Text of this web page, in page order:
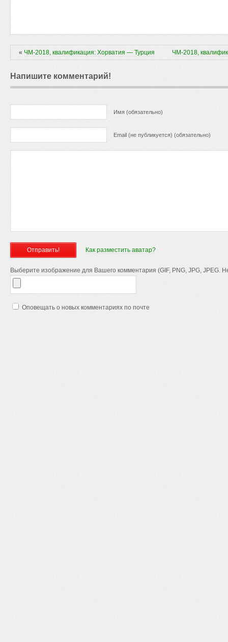
« ЧМ-2018, квалификация: Хорватия — Турция ЧМ-2018,
Напишите комментарий!
Имя (обязательно)
Email (не публикуется) (обязательно)
Как разместить аватар?
Выберите изображение для Вашего комментария (GIF, PNG, JPG, JPEG.
Оповещать о новых комментариях по почте